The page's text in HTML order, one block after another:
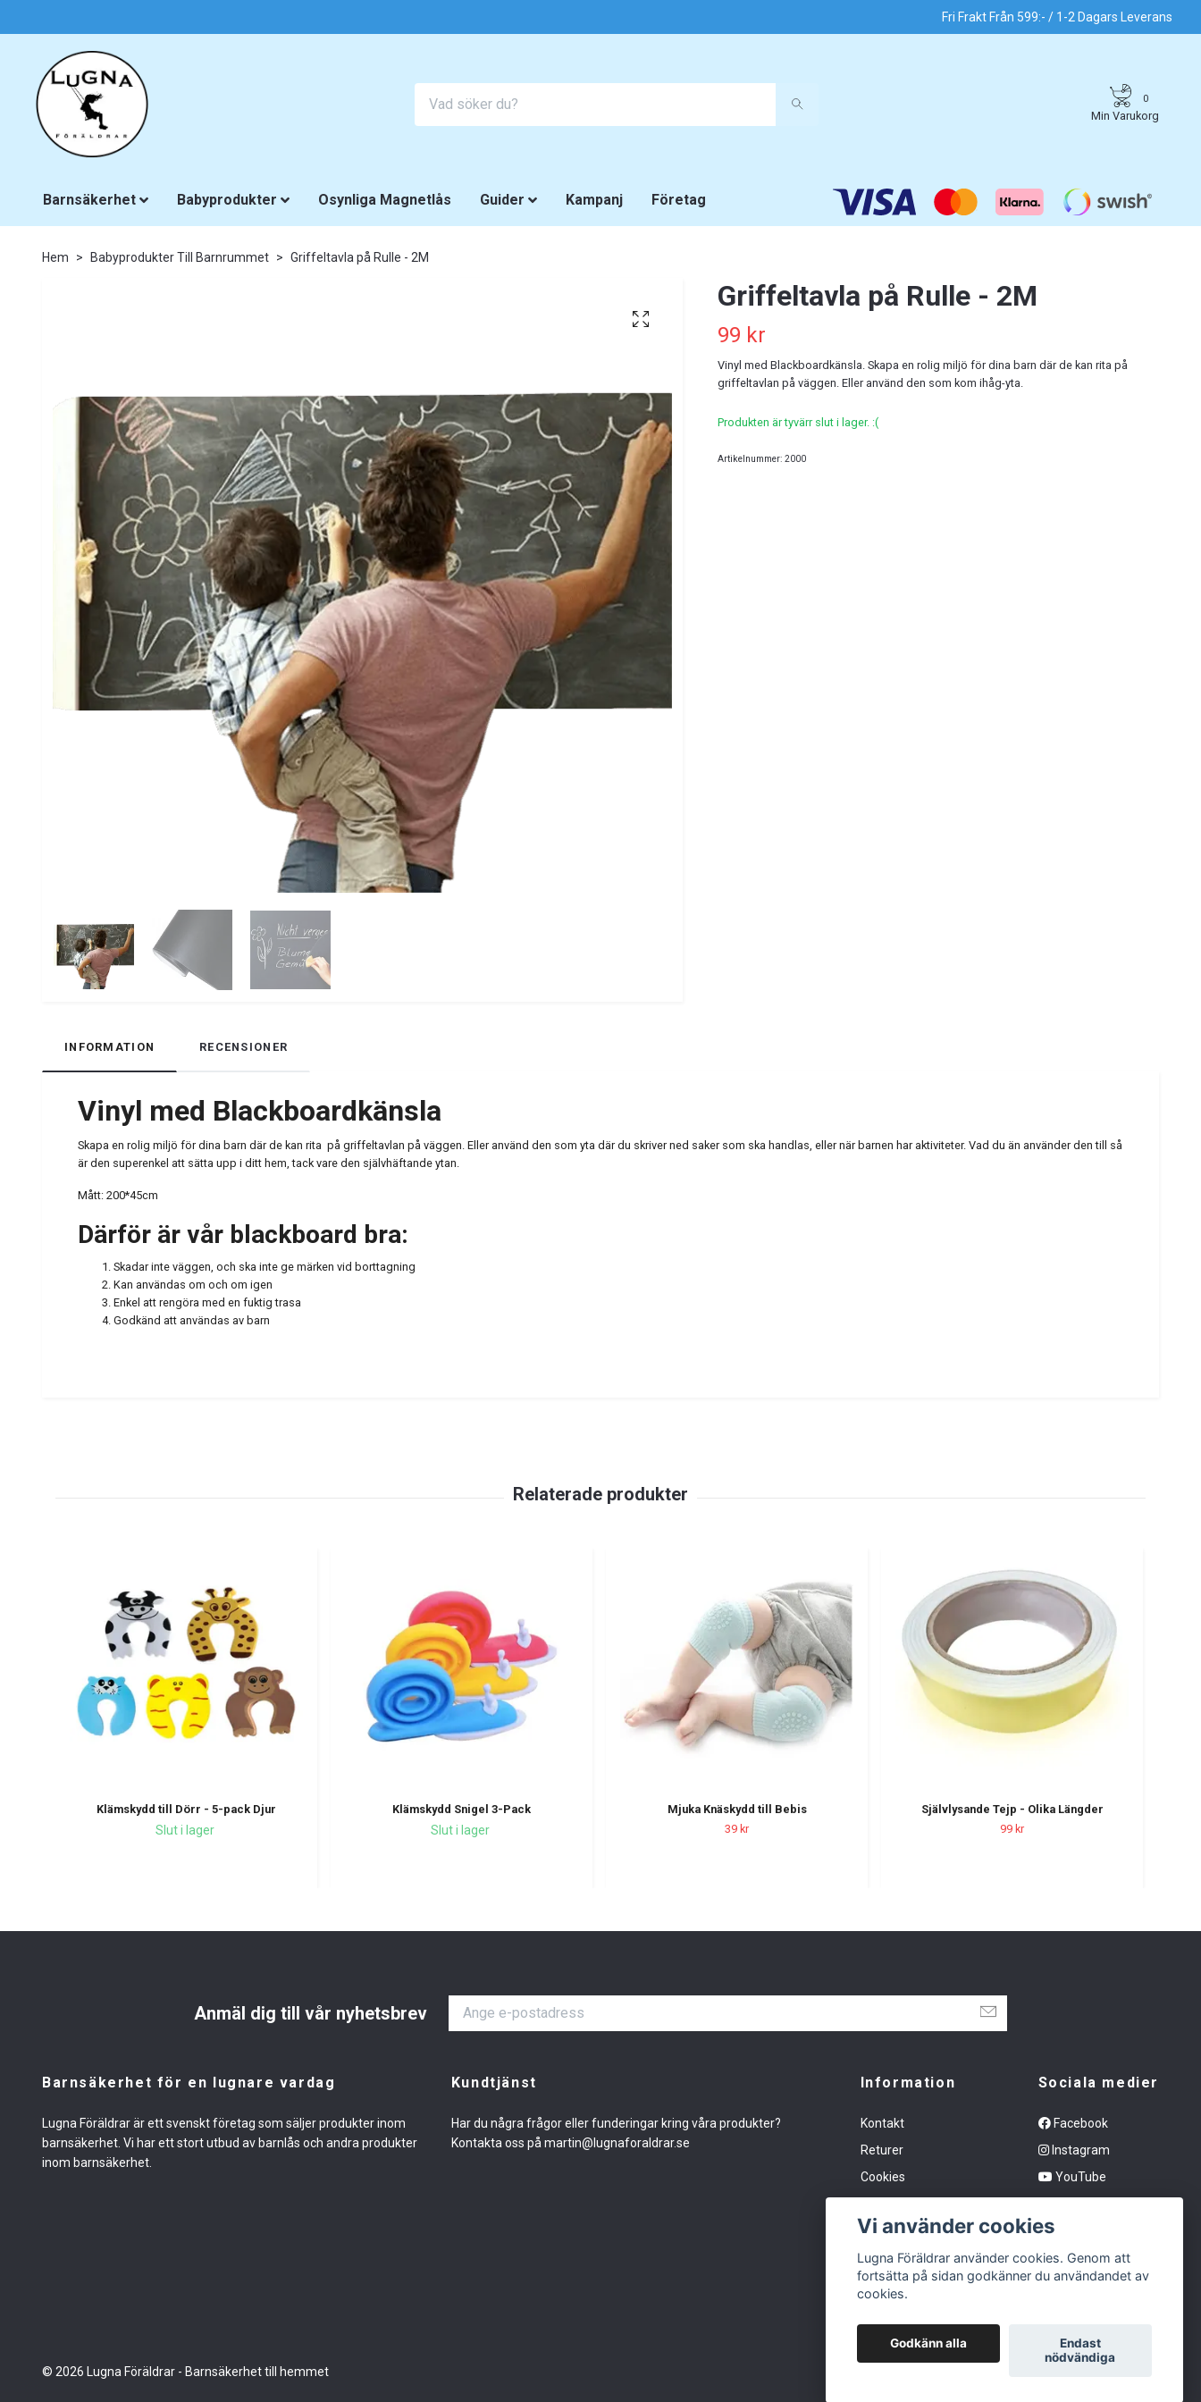
Fri Frakt Från 599:- / 1-2 Dagars Leverans
0
Min Varukorg
Barnsäkerhet Babyprodukter Osynliga Magnetlås Guider Kampanj Företag
Hem Babyprodukter Till Barnrummet Griffeltavla på Rulle - 2M
Griffeltavla på Rulle - 2M
99 kr
Vinyl med Blackboardkänsla. Skapa en rolig miljö för dina barn där de kan rita på
griffeltavlan på väggen. Eller använd den som kom ihåg-yta.
Produkten är tyvärr slut i lager. :(
Artikelnummer: 2000
INFORMATION RECENSIONER
Vinyl med Blackboardkänsla
Skapa en rolig miljö för dina barn där de kan rita på griffeltavlan på väggen. Eller använd den som yta där du skriver ned saker som ska handlas, eller när barnen har aktiviteter. Vad du än använder den till så
är den superenkel att sätta upp i ditt hem, tack vare den självhäftande ytan.
Mått: 200*45cm
Därför är vår blackboard bra:
Skadar inte väggen, och ska inte ge märken vid borttagning
Kan användas om och om igen
Enkel att rengöra med en fuktig trasa
Godkänd att användas av barn
Klämskydd till Dörr - 5-pack Djur
Slut i lager
Klämskydd Snigel 3-Pack
Slut i lager
Mjuka Knäskydd till Bebis
39 kr
Självlysande Tejp - Olika Längder
99 kr
Anmäl dig till vår nyhetsbrev
Barnsäkerhet för en lugnare vardag
Lugna Föräldrar är ett svenskt företag som säljer produkter inom
barnsäkerhet. Vi har ett stort utbud av barnlås och andra produkter
inom barnsäkerhet.
Kundtjänst
Har du några frågor eller funderingar kring våra produkter?
Kontakta oss på martin@lugnaforaldrar.se
Information
Kontakt
Returer
Cookies
FAQ - Vanliga frågor & svar
Vanliga frågor
Om Oss
Sociala medier
Facebook
Instagram
YouTube
© 2026 Lugna Föräldrar - Barnsäkerhet till hemmet
Vi använder cookies
Lugna Föräldrar använder cookies. Genom att
fortsätta på sidan godkänner du användandet av
cookies.
Godkänn alla
Endast
nödvändiga